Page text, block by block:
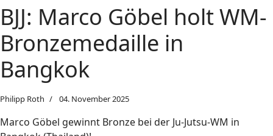
BJJ: Marco Göbel holt WM-
Bronzemedaille in
Bangkok
Philipp Roth 04. November 2025
Marco Göbel gewinnt Bronze bei der Ju-Jutsu-WM in